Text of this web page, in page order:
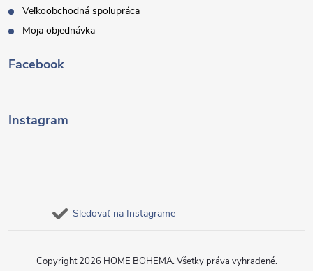
Veľkoobchodná spolupráca
Moja objednávka
Facebook
Instagram
Sledovať na Instagrame
Copyright 2026 HOME BOHEMA. Všetky práva vyhradené.